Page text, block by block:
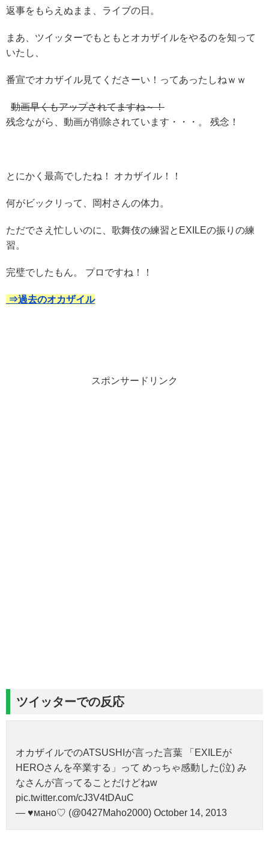
返事をもらえぬまま、ライブの日。
まあ、ツイッターでもともとオカザイルをやるのを知って
いたし、
番宣でオカザイル見てくださーい！ってあったしねｗｗ
動画早くもアップされてますね～！
残念ながら、動画が削除されています・・・。 残念！
とにかく最高でしたね！ オカザイル！！
何がビックリって、岡村さんの体力。
ただでさえ忙しいのに、歌舞伎の練習とEXILEの振りの練
習。
完璧でしたもん。 プロですね！！
⇒過去のオカザイル
スポンサードリンク
ツイッターでの反応
オカザイルでのATSUSHIが言った言葉 「EXILEが
HEROさんを卒業する」って めっちゃ感動した(泣) み
なさんが言ってることだけどねw
pic.twitter.com/cJ3V4tDAuC
— ♥мано♡ (@0427Maho2000) October 14, 2013